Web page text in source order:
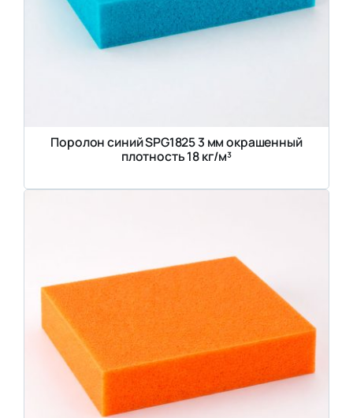
Поролон синий SPG1825 3 мм окрашенный
плотность 18 кг/м³